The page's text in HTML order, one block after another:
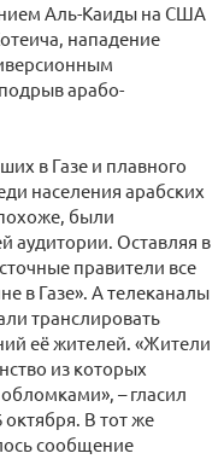
Аль-Каиды на США
нападение
арабо-
в Газе и плавного
населения арабских
были
аудитории. Оставляя в
правители все
в Газе». А телеканалы
транслировать
её жителей. «Жители
из которых
– гласил
октября. В тот же
сообщение